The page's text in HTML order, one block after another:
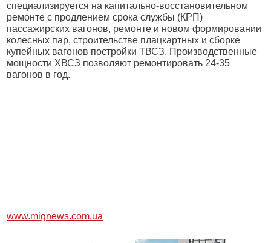
специализируется на капитально-восстановительном
ремонте с продлением срока службы (КРП)
пассажирских вагонов, ремонте и новом формировании
колесных пар, строительстве плацкартных и сборке
купейных вагонов постройки ТВСЗ. Производственные
мощности ХВСЗ позволяют ремонтировать 24-35
вагонов в год.
www.mignews.com.ua